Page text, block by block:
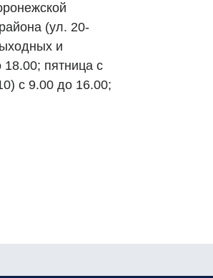
(ул. 20-
и
пятница с
с 9.00 до 16.00;